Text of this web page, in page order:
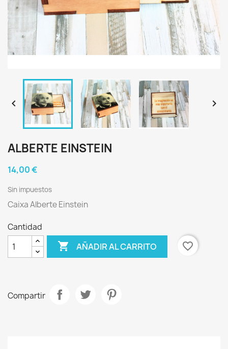
 
ALBERTE EINSTEIN
14,00 €
Sin impuestos
Caixa Alberte Einstein
Cantidad
 AÑADIR AL CARRITO favorite_border
Compartir